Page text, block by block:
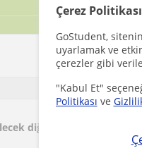
Çerez Politikası
GoStudent,
uyarlamak ve
çerezler gibi
"Kabul Et"
Politikası ve
diğer online Matematik